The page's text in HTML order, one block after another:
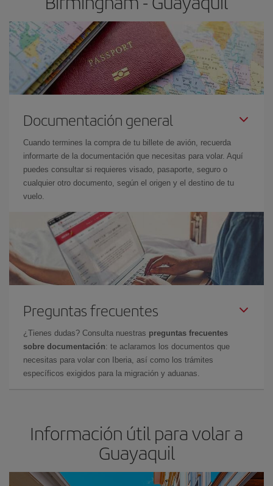
Documentación general
Cuando termines la compra de tu billete de avión, recuerda
informarte de la documentación que necesitas para volar. Aquí
puedes consultar si requieres visado, pasaporte, seguro o
cualquier otro documento, según el origen y el destino de tu
vuelo.
Preguntas frecuentes
¿Tienes dudas? Consulta nuestras preguntas frecuentes
sobre documentación: te aclaramos los documentos que
necesitas para volar con Iberia, así como los trámites
específicos exigidos para la migración y aduanas.
Información útil para volar a
Guayaquil